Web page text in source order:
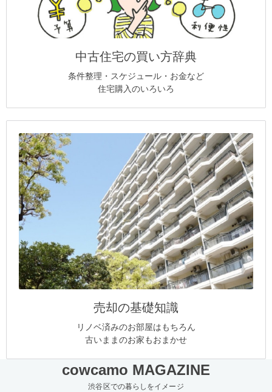
中古住宅の買い方辞典
条件整理・スケジュール・お金など
住宅購入のいろいろ
売却の基礎知識
リノベ済みのお部屋はもちろん
古いままのお家もおまかせ
cowcamo MAGAZINE
渋谷区での暮らしをイメージ